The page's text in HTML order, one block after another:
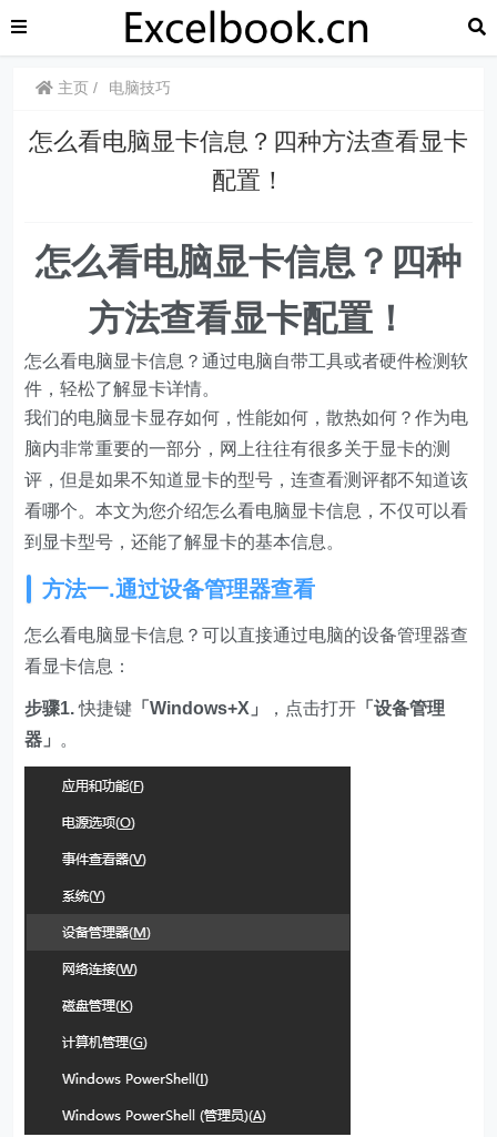
主页 电脑技巧
怎么看电脑显卡信息？四种方法查看显卡
配置！
怎么看电脑显卡信息？四种
方法查看显卡配置！
怎么看电脑显卡信息？通过电脑自带工具或者硬件检测软
件，轻松了解显卡详情。
我们的电脑显卡显存如何，性能如何，散热如何？作为电
脑内非常重要的一部分，网上往往有很多关于显卡的测
评，但是如果不知道显卡的型号，连查看测评都不知道该
看哪个。本文为您介绍怎么看电脑显卡信息，不仅可以看
到显卡型号，还能了解显卡的基本信息。
方法一.通过设备管理器查看
怎么看电脑显卡信息？可以直接通过电脑的设备管理器查
看显卡信息：
步骤1.快捷键 「Windows+X」 ，点击打开 「设备管理
器」
。